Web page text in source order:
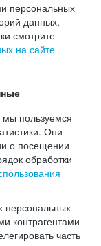
персональных
данных,
смотрите
на сайте
пользуемся
Они
о посещении
обработки
персональных
контрагентами
часть